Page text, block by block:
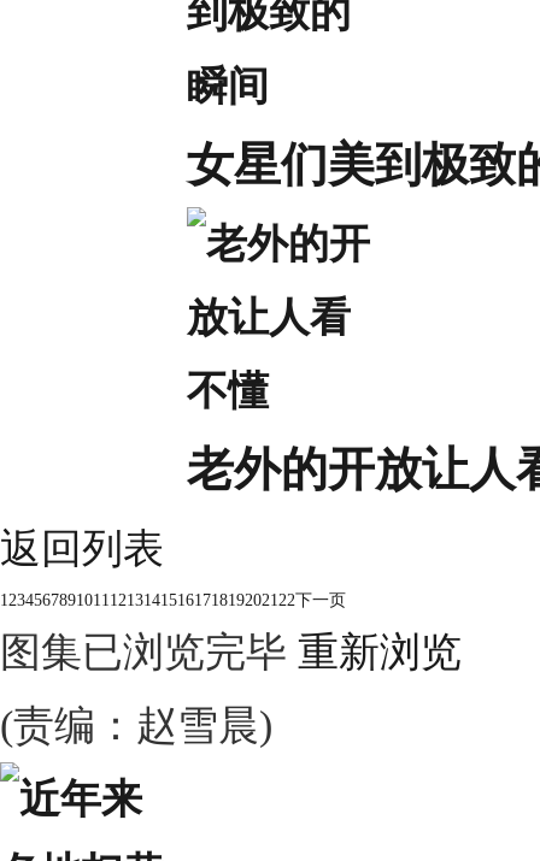
女星们美到极致
老外的开放让人
返回列表
12345678910111213141516171819202122下一页
图集已浏览完毕 重新浏览
(责编：赵雪晨)